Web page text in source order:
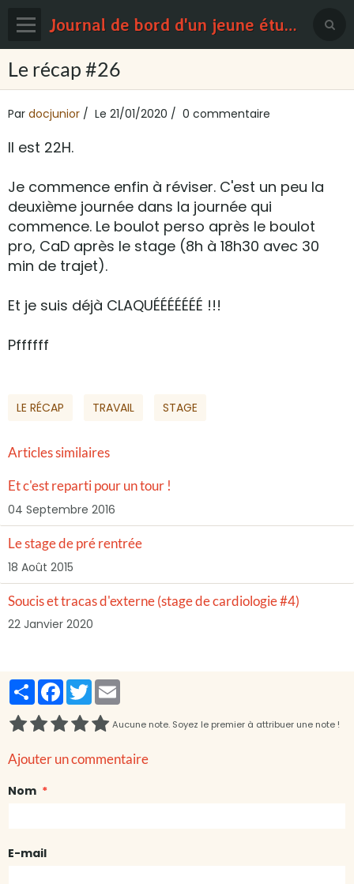
Journal de bord d'un jeune étudiant en médecine
Page d'accueil
Le récap #26
Par docjunior Le 21/01/2020 0 commentaire
Il est 22H.
Je commence enfin à réviser. C'est un peu la
deuxième journée dans la journée qui
commence. Le boulot perso après le boulot
pro, CaD après le stage (8h à 18h30 avec 30
min de trajet).
Et je suis déjà CLAQUÉÉÉÉÉÉÉ !!!
Pffffff
LE RÉCAP TRAVAIL STAGE
Articles similaires
Et c'est reparti pour un tour !
04 Septembre 2016
Le stage de pré rentrée
18 Août 2015
Soucis et tracas d'externe (stage de cardiologie #4)
22 Janvier 2020
PartagerFacebook
Twitter
Aucune note. Soyez le premier à attribuer une note !
Ajouter un commentaire
Nom
E-mail